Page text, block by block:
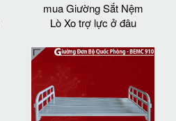
mua Giường Sắt Nệm
Lò Xo trợ lực ở đâu